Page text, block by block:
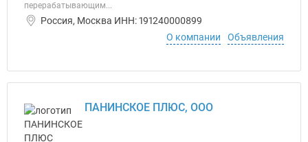
перерабатывающим...
Россия, Москва ИНН: 191240000899
О компании
Объявления
ПАНИНСКОЕ ПЛЮС, ООО